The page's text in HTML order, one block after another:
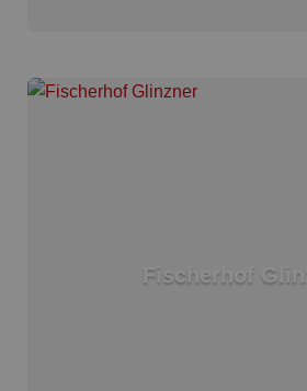
Fischerhof